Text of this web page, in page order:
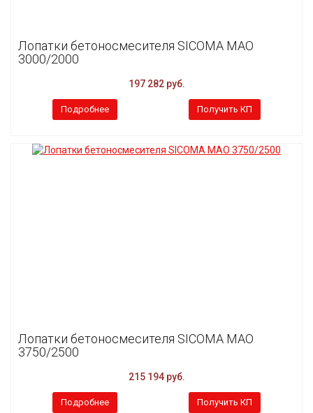
Лопатки бетоносмесителя SICOMA MAO
3000/2000
197 282 руб.
Подробнее Получить КП
Лопатки бетоносмесителя SICOMA MAO
3750/2500
215 194 руб.
Подробнее Получить КП